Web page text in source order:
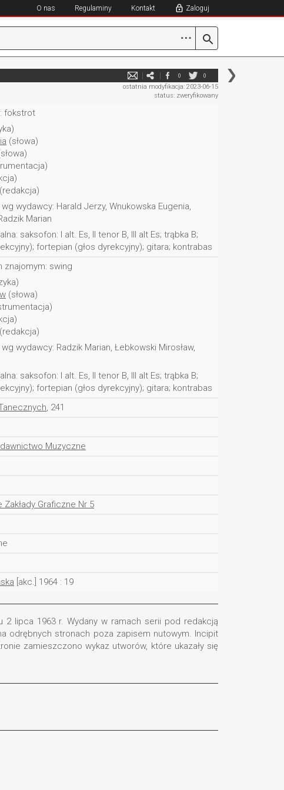
O nas Regulaminy Kontakt Zaloguj
⋯
0 0
ostatnia modyfikacja: 2023-06-15
status: zweryfikowany
fokstrot
(słowa)
(redakcja)
wydawcy: Harald Jerzy, Wnukowska Eugenia,
Marian
saksofon: I alt. Es, II tenor B, III alt Es; trąbka B;
fortepian (głos dyrekcyjny); gitara; kontrabas
znajomym: swing
(słowa)
(redakcja)
wydawcy: Radzik Marian, Łebkowski Mirosław,
saksofon: I alt. Es, II tenor B, III alt Es; trąbka B;
fortepian (głos dyrekcyjny); gitara; kontrabas
, 241
Muzyczne
Zakłady Graficzne Nr 5
[akc.] 1964 : 19
lipca 1963 r. Wydany w ramach serii pod redakcją
odrębnych stronach poza zapisem nutowym. Incipit
zamieszczono wykaz utworów, które ukazały się